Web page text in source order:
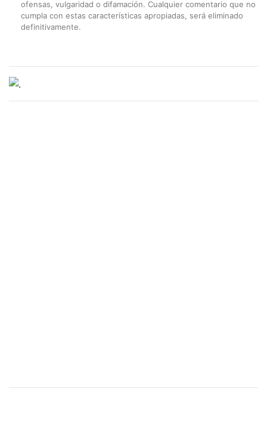
ofensas, vulgaridad o difamación. Cualquier comentario que no
cumpla con estas características apropiadas, será eliminado
definitivamente.